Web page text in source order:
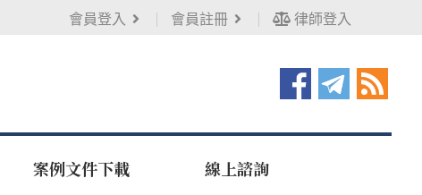
會員登入 會員註冊 律師登入
案例文件下載 線上諮詢